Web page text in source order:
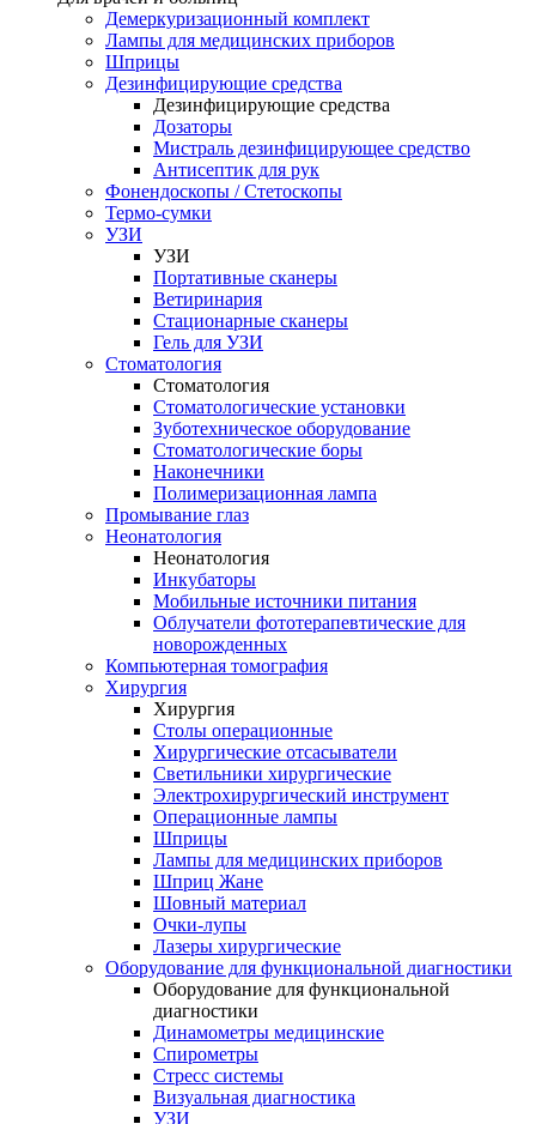
Демеркуризационный комплект
Лампы для медицинских приборов
Шприцы
Дезинфицирующие средства
Дезинфицирующие средства
Дозаторы
Мистраль дезинфицирующее средство
Антисептик для рук
Фонендоскопы / Стетоскопы
Термо-сумки
УЗИ
УЗИ
Портативные сканеры
Ветиринария
Стационарные сканеры
Гель для УЗИ
Стоматология
Стоматология
Стоматологические установки
Зуботехническое оборудование
Стоматологические боры
Наконечники
Полимеризационная лампа
Промывание глаз
Неонатология
Неонатология
Инкубаторы
Мобильные источники питания
Облучатели фототерапевтические для
новорожденных
Компьютерная томография
Хирургия
Хирургия
Столы операционные
Хирургические отсасыватели
Светильники хирургические
Электрохирургический инструмент
Операционные лампы
Шприцы
Лампы для медицинских приборов
Шприц Жане
Шовный материал
Очки-лупы
Лазеры хирургические
Оборудование для функциональной диагностики
Оборудование для функциональной
диагностики
Динамометры медицинские
Спирометры
Стресс системы
Визуальная диагностика
УЗИ